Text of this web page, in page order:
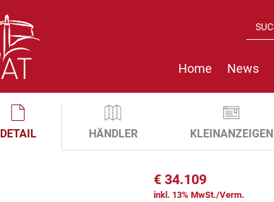
Home News
DETAIL HÄNDLER KLEINANZEIGEN
€ 34.109
inkl. 13% MwSt./Verm.